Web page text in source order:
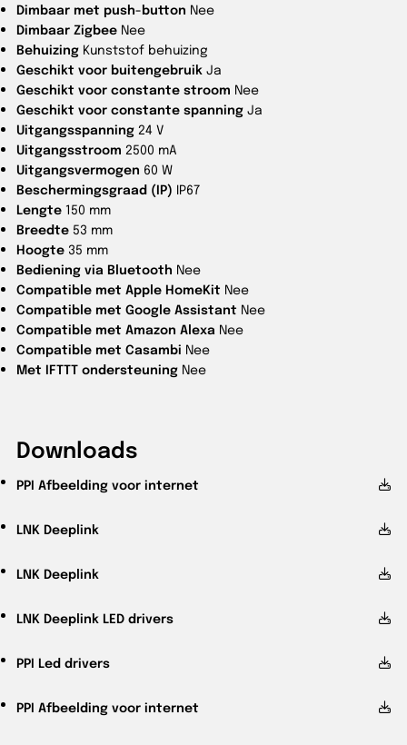
Dimbaar met push-button Nee
Dimbaar Zigbee Nee
Behuizing Kunststof behuizing
Geschikt voor buitengebruik Ja
Geschikt voor constante stroom Nee
Geschikt voor constante spanning Ja
Uitgangsspanning 24 V
Uitgangsstroom 2500 mA
Uitgangsvermogen 60 W
Beschermingsgraad (IP) IP67
Lengte 150 mm
Breedte 53 mm
Hoogte 35 mm
Bediening via Bluetooth Nee
Compatible met Apple HomeKit Nee
Compatible met Google Assistant Nee
Compatible met Amazon Alexa Nee
Compatible met Casambi Nee
Met IFTTT ondersteuning Nee
Downloads
PPI Afbeelding voor internet
LNK Deeplink
LNK Deeplink
LNK Deeplink LED drivers
PPI Led drivers
PPI Afbeelding voor internet